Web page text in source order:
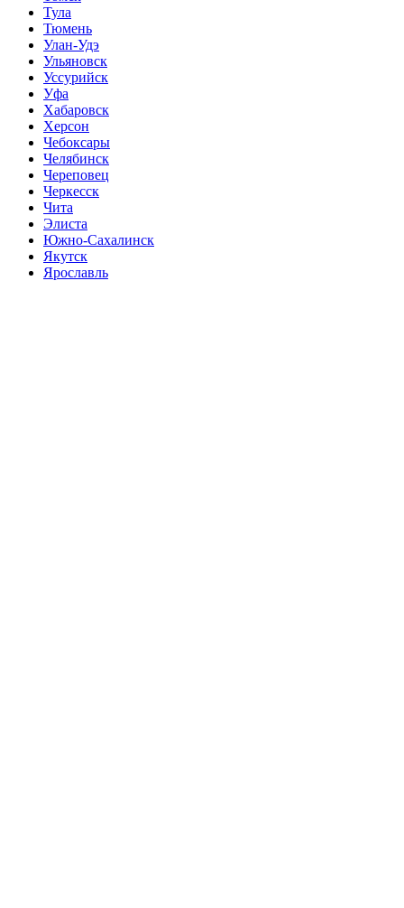
Тула
Тюмень
Улан-Удэ
Ульяновск
Уссурийск
Уфа
Хабаровск
Херсон
Чебоксары
Челябинск
Череповец
Черкесск
Чита
Элиста
Южно-Сахалинск
Якутск
Ярославль